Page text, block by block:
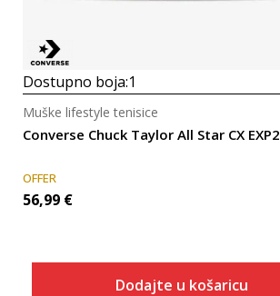
Dostupno boja:1
Converse Chuck Taylor All Star CX EXP2
Muške lifestyle tenisice
OFFER
56,99 €
Dodajte u košaricu